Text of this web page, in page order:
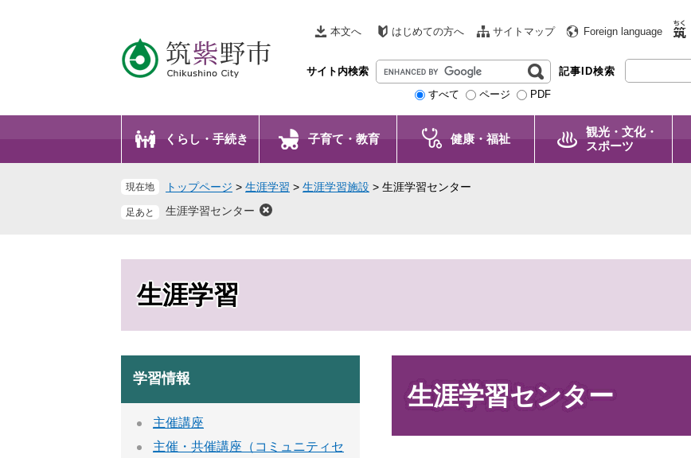
。
て
本文へ はじめての方へ サイトマップ Foreign language
サイト内検索
G
o
l
ス
索
すべて ページ PDF
記事ID検索
くらし・手続き 子育て・教育 健康・福祉
観光・文化・
スポーツ
現在地 トップページ > 生涯学習 > 生涯学習施設 > 生涯学習センター
生涯学習センター
生涯学習
生涯学習センター
学習情報
主催講座
主催・共催講座（コミュニティセ